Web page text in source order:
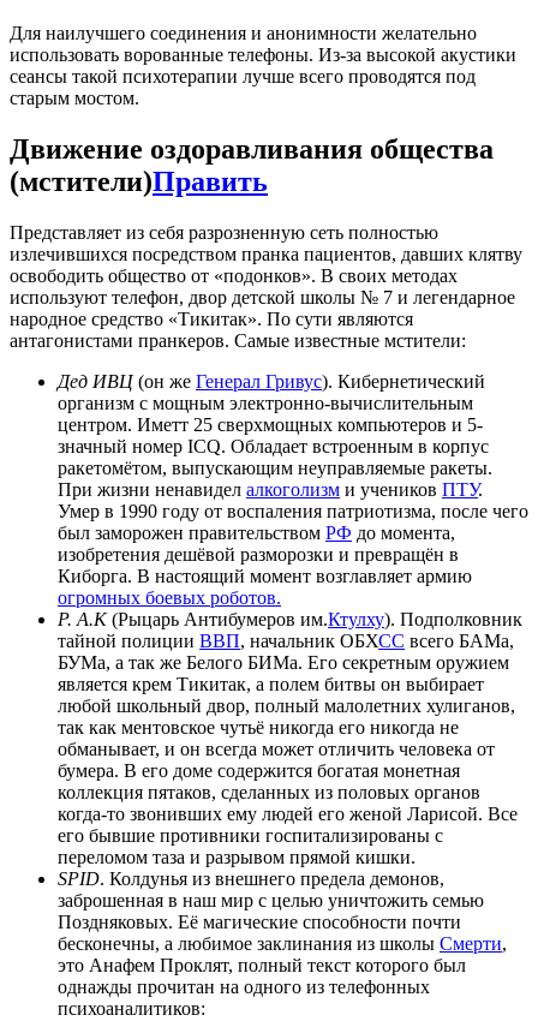
Для наилучшего соединения и анонимности желательно
использовать ворованные телефоны. Из-за высокой акустики
сеансы такой психотерапии лучше всего проводятся под
старым мостом.
Движение оздоравливания общества
(мстители)Править
Представляет из себя разрозненную сеть полностью
излечившихся посредством пранка пациентов, давших клятву
освободить общество от «подонков». В своих методах
используют телефон, двор детской школы № 7 и легендарное
народное средство «Тикитак». По сути являются
антагонистами пранкеров. Самые известные мстители:
Дед ИВЦ(он же Генерал Гривус). Кибернетический
организм с мощным электронно-вычислительным
центром. Иметт 25 сверхмощных компьютеров и 5-
значный номер ICQ. Обладает встроенным в корпус
ракетомётом, выпускающим неуправляемые ракеты.
При жизни ненавидел алкоголизм и учеников ПТУ.
Умер в 1990 году от воспаления патриотизма, после чего
был заморожен правительством РФ до момента,
изобретения дешёвой разморозки и превращён в
Киборга. В настоящий момент возглавляет армию
огромных боевых роботов.
Р. А.К(Рыцарь Антибумеров им.Ктулху). Подполковник
тайной полиции ВВП, начальник ОБХСС всего БАМa,
БУМа, а так же Белого БИМа. Его секретным оружием
является крем Тикитак, а полем битвы он выбирает
любой школьный двор, полный малолетних хулиганов,
так как ментовское чутьё никогда его никогда не
обманывает, и он всегда может отличить человека от
бумера. В его доме содержится богатая монетная
коллекция пятаков, сделанных из половых органов
когда-то звонивших ему людей его женой Ларисой. Все
его бывшие противники госпитализированы с
переломом таза и разрывом прямой кишки.
SPID. Колдунья из внешнего предела демонов,
заброшенная в наш мир с целью уничтожить семью
Поздняковых. Её магические способности почти
бесконечны, а любимое заклинания из школы Смерти,
это Анафем Проклят, полный текст которого был
однажды прочитан на одного из телефонных
психоаналитиков: